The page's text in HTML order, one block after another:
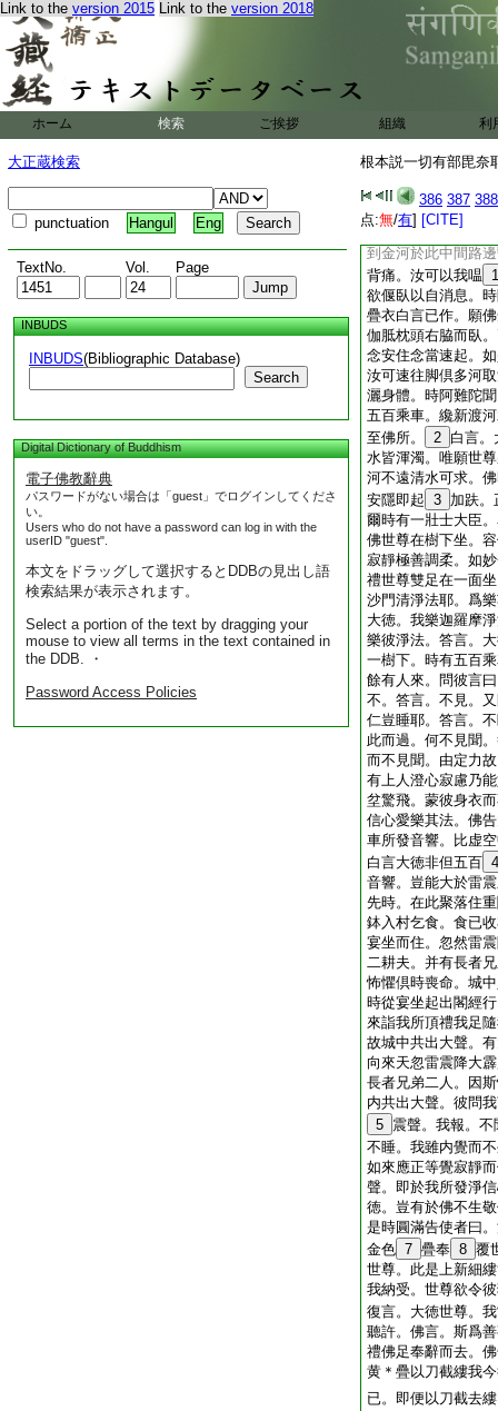
Link to the version 2015 Link to the version 2018
ホーム 検索 ご挨拶 組織 利
大正蔵検索
punctuation Hangul Eng
TextNo. Vol. Page
INBUDS
INBUDS(Bibliographic Database)
Search
Digital Dictionary of Buddhism
電子佛教辭典
パスワードがない場合は「guest」でログインしてくださ
い。
Users who do not have a password can log in with the
userID "guest".
本文をドラッグして選択するとDDBの見出し語
検索結果が表示されます。
Select a portion of the text by dragging your
mouse to view all terms in the text contained in
the DDB. ・
Password Access Policies
根本説一切有部毘奈
386 387 388
点:無/有] [CITE]
如以少金飾耳璫
内假外實如眞相
爾時世尊見鍛師子
由善能除惡 惑盡
佛爲説法示教利喜
内攝頌曰
佛出廣嚴西 迴願
經遊十聚落 最後
爾時世尊告阿難陀
阿難陀聞佛告已。
到金河於此中間路
背痛。汝可以我嗢
1
欲偃臥以自消息。
疊衣白言已作。願
伽胝枕頭右脇而臥
念安住念當速起。
汝可速往脚倶多河
灑身體。時阿難陀
五百乘車。纔新渡
至佛所。
2 白言。
水皆渾濁。唯願世
河不遠清水可求。
安隱即起 3 加趺。
爾時有一壯士大臣
佛世尊在樹下坐。
寂靜極善調柔。如
禮世尊雙足在一面
沙門清淨法耶。爲
大徳。我樂迦羅摩
樂彼淨法。答言。
一樹下。時有五百
餘有人來。問彼言
不。答言。不見。
仁豈睡耶。答言。
此而過。何不見聞
而不見聞。由定力
有上人澄心寂慮乃
坌驚飛。蒙彼身衣
信心愛樂其法。佛
車所發音響。比虚
白言大徳非但五百 4
音響。豈能大於雷
先時。在此聚落住
鉢入村乞食。食已
宴坐而住。忽然雷
二耕夫。并有長者
怖懼倶時喪命。城
時從宴坐起出閣經
來詣我所頂禮我足
故城中共出大聲。
向來天忽雷震降大
長者兄弟二人。因
内共出大聲。彼問
5 震聲。我報。
不睡。我雖内覺而
如來應正等覺寂靜
聲。即於我所發淨
徳。豈有於佛不生
是時圓滿告使者曰
金色 7 疊奉 8 覆
世尊。此是上新細
我納受。世尊欲令
復言。大徳世尊。
聽許。佛言。斯爲
禮佛足奉辭而去。
黄＊疊以刀截縷我
已。即便以刀截去縷